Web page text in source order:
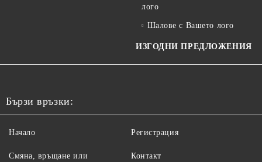
лого
Шалове с Вашето лого
ИЗГОДНИ ПРЕДЛОЖЕНИЯ
Бързи връзки:
Начало
Смяна, връщане или
Регистрация
Контакт